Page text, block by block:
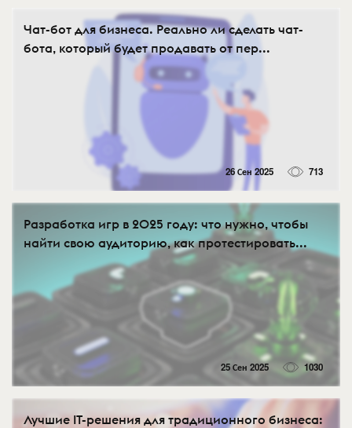
Чат-бот для бизнеса. Реально ли сделать чат-
бота, который будет продавать от пер...
26 Сен 2025 713
Разработка игр в 2025 году: что нужно, чтобы
найти свою аудиторию, как протестировать...
25 Сен 2025 1030
Лучшие IT-решения для традиционного бизнеса: